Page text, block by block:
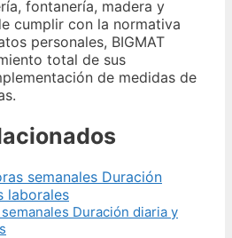
fontanería, madera y
cumplir con la normativa
personales, BIGMAT
total de sus
de medidas de
Duración diaria y